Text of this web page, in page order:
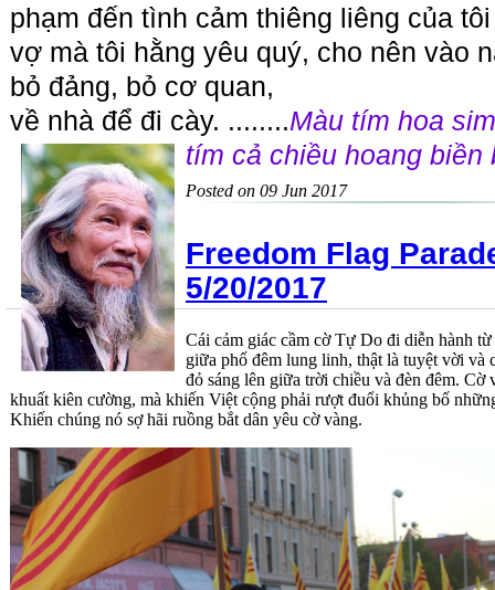
phạm đến tình cảm thiêng liêng của
vợ mà tôi hằng yêu quý, cho nên vào
bỏ đảng, bỏ cơ quan,
về nhà để đi cày. ........Màu tím hoa
tím cả chiều hoang biền
Posted on 09 Jun 2017
Freedom Flag
5/20/2017
Cái cảm giác cầm cờ Tự Do đi diễn hành
giữa phố đêm lung linh, thật là tuyệt vời và
đỏ sáng lên giữa trời chiều và đèn đêm. Cờ
khuất kiên cường, mà khiến Việt cộng phải rượt đuổi khủng bố
Khiến chúng nó sợ hãi ruồng bắt dân yêu cờ vàng.